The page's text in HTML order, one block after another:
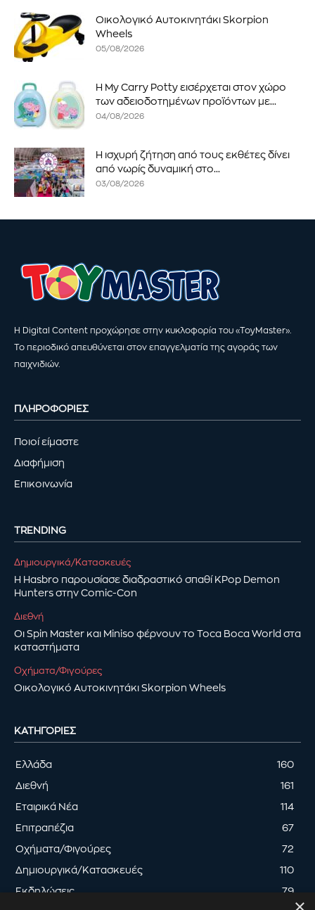
Οικολογικό Αυτοκινητάκι Skorpion
Wheels
05/08/2026
Η My Carry Potty εισέρχεται στον χώρο
των αδειοδοτημένων προϊόντων με...
04/08/2026
Η ισχυρή ζήτηση από τους εκθέτες δίνει
από νωρίς δυναμική στο...
03/08/2026
Η Digital Content προχώρησε στην κυκλοφορία του «ToyMaster».
Το περιοδικό απευθύνεται στον επαγγελματία της αγοράς των
παιχνιδιών.
ΠΛΗΡΟΦΟΡΙΕΣ
Ποιοί είμαστε
Διαφήμιση
Επικοινωνία
TRENDING
Δημιουργικά/Κατασκευές
Η Hasbro παρουσίασε διαδραστικό σπαθί KPop Demon
Hunters στην Comic-Con
Διεθνή
Οι Spin Master και Miniso φέρνουν το Toca Boca World στα
καταστήματα
Οχήματα/Φιγούρες
Οικολογικό Αυτοκινητάκι Skorpion Wheels
ΚΑΤΗΓΟΡΊΕΣ
Ελλάδα 160
Διεθνή 161
Εταιρικά Νέα 114
Επιτραπέζια 67
Οχήματα/Φιγούρες 72
Δημιουργικά/Κατασκευές 110
Εκδηλώσεις 79